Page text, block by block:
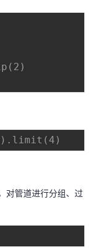
对管道进行分组、过